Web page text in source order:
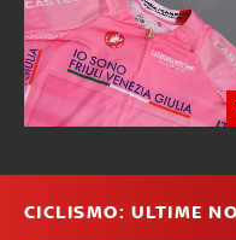
CICLISMO: ULTIME